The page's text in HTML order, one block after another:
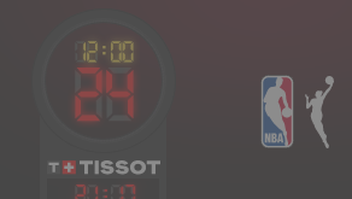
21: 17